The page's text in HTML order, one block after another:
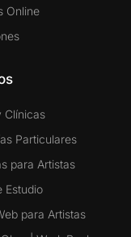
Online
Clínicas
Particulares
para Artistas
Estudio
para Artistas